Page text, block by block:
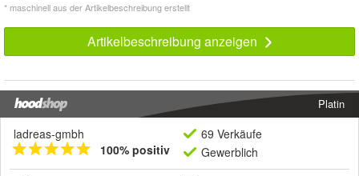
* maschinell aus der Artikelbeschreibung erstellt
Artikelbeschreibung anzeigen
Platin
ladreas-gmbh
100% positiv
69 Verkäufe
Gewerblich